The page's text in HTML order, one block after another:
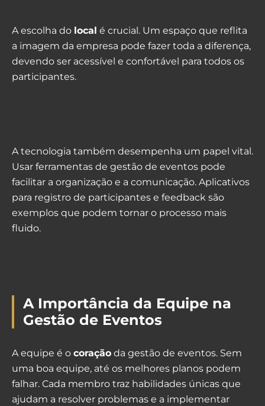
A escolha do local é crucial. Um espaço que reflita
a imagem da empresa pode fazer toda a diferença,
devendo ser acessível e confortável para todos os
participantes.
A tecnologia também desempenha um papel vital.
Usar ferramentas de gestão de eventos pode
facilitar a organização e a comunicação. Aplicativos
para registro de participantes e feedback são
exemplos que podem tornar o processo mais
fluido.
A Importância da Equipe na
Gestão de Eventos
A equipe é o coração da gestão de eventos. Sem
uma boa equipe, até os melhores planos podem
falhar. Cada membro traz habilidades únicas que
ajudam a resolver problemas e a implementar